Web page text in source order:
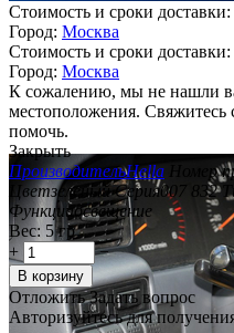
Стоимость и сроки доставки:
Город: Москва
Стоимость и сроки доставки:
Город: Москва
К сожалению, мы не нашли
местоположения.
помочь.
Закрыть
ПроизводительHella Номер
Цветзеленый Серия007 832
Функцииосвещение
Вес: 5 гр
+
−
В корзину
Отложить Задать вопрос
Авторизуйтесь для